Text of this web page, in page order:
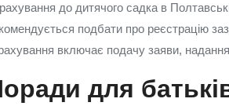
до дитячого садка в
подбати про реєстрацію
включає подачу заяви,
для